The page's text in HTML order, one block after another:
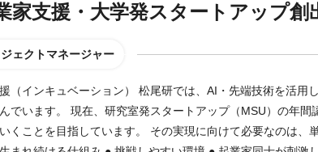
家支援・大学発スタートアップ創
ェクトマネージャー
（インキュベーション） 松尾研では、AI・先端技術を活用
でいます。 現在、研究室発スタートアップ（MSU）の年
くことを目指しています。 その実現に向けて必要なのは、